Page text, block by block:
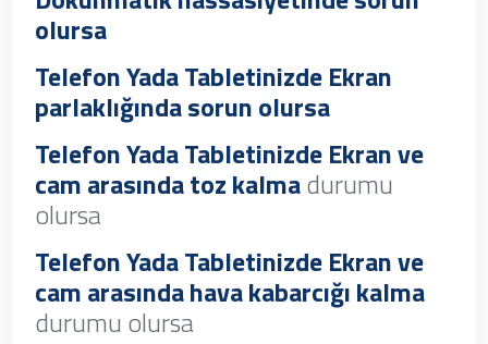
olursa
Telefon Yada Tabletinizde Ekran
parlaklığında sorun olursa
Telefon Yada Tabletinizde Ekran ve
cam arasında toz kalmadurumu
olursa
Telefon Yada Tabletinizde Ekran ve
cam arasında hava kabarcığı kalma
durumu olursa